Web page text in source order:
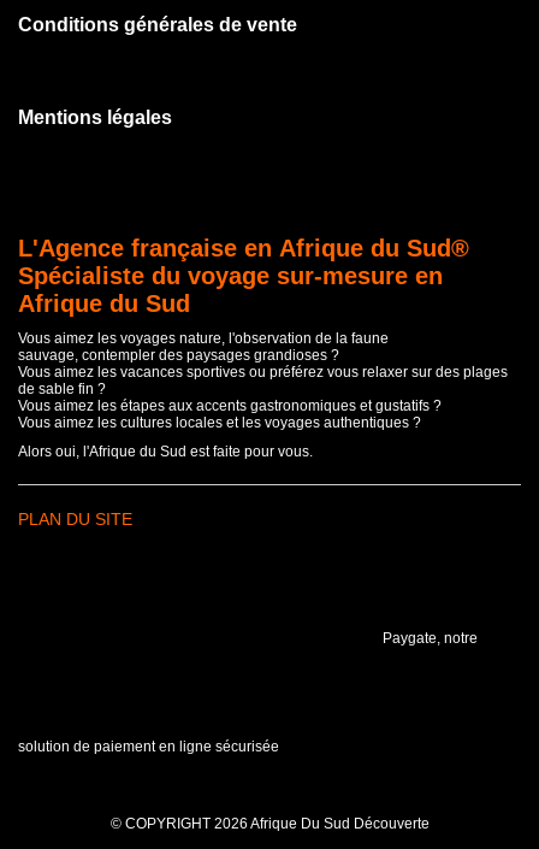
Conditions générales de vente
Mentions légales
L'Agence française en Afrique du Sud®
Spécialiste du voyage sur-mesure en
Afrique du Sud
Vous aimez les voyages nature, l'observation de la faune
sauvage, contempler des paysages grandioses ?
Vous aimez les vacances sportives ou préférez vous relaxer sur des plages
de sable fin ?
Vous aimez les étapes aux accents gastronomiques et gustatifs ?
Vous aimez les cultures locales et les voyages authentiques ?
Alors oui, l'Afrique du Sud est faite pour vous.
PLAN DU SITE
Paygate, notre
solution de paiement en ligne sécurisée
© COPYRIGHT 2026 Afrique Du Sud Découverte